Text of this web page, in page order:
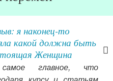
я наконец-то
какой должна быть
Женщина
главное, что